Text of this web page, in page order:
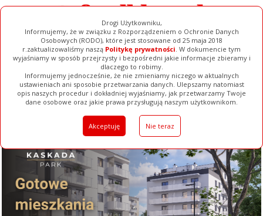
Drogi Użytkowniku,
Informujemy, że w związku z Rozporządzeniem o Ochronie Danych
Osobowych (RODO), które jest stosowane od 25 maja 2018
r.zaktualizowaliśmy naszą Politykę prywatności. W dokumencie tym
wyjaśniamy w sposób przejrzysty i bezpośredni jakie informacje zbieramy i
dlaczego to robimy.
Informujemy jednocześnie, że nie zmieniamy niczego w aktualnych
ustawieniach ani sposobie przetwarzania danych. Ulepszamy natomiast
opis naszych procedur i dokładniej wyjaśniamy, jak przetwarzamy Twoje
dane osobowe oraz jakie prawa przysługują naszym użytkownikom.
Akceptuję Nie teraz
Ogłoszenia Filmy Galerie Baza Firm Pełna Wersja